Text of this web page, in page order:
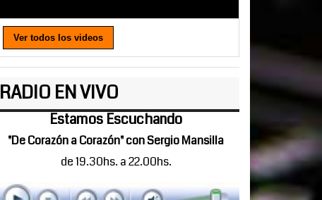
Ver todos los videos
RADIO EN VIVO
Estamos Escuchando
"De Corazón a Corazón" con Sergio Mansilla
de 19.30hs. a 22.00hs.